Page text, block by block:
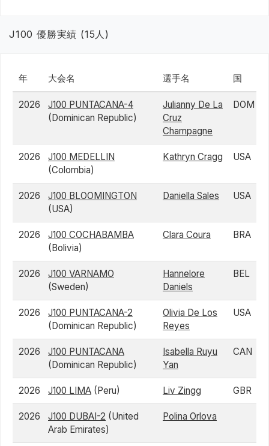
J100 優勝実績 (15人)
年 大会名 選手名 国
2026
J100 PUNTACANA-4
(Dominican Republic)
Julianny De La
Cruz
Champagne
DOM
2026
J100 MEDELLIN
(Colombia)
Kathryn Cragg USA
2026
J100 BLOOMINGTON
(USA)
Daniella Sales USA
2026
J100 COCHABAMBA
(Bolivia)
Clara Coura BRA
2026
J100 VARNAMO
(Sweden)
Hannelore
Daniels
BEL
2026
J100 PUNTACANA-2
(Dominican Republic)
Olivia De Los
Reyes
USA
2026
J100 PUNTACANA
(Dominican Republic)
Isabella Ruyu
Yan
CAN
2026 J100 LIMA (Peru) Liv Zingg GBR
2026 J100 DUBAI-2 (United
Arab Emirates)
Polina Orlova